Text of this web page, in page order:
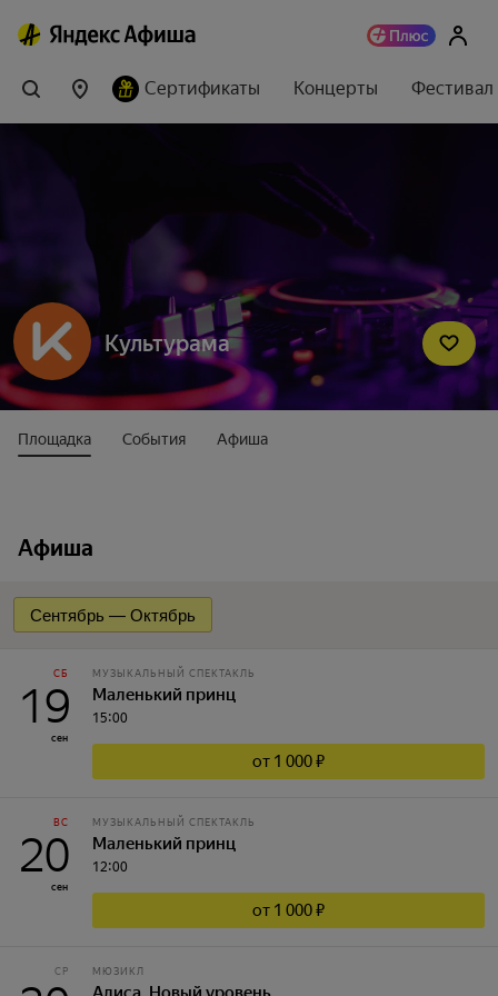
Сертификаты Концерты
Культурама
Площадка События Афиша
Афиша
Сентябрь — Октябрь
СБ
19
сен
МУЗЫКАЛЬНЫЙ СПЕКТАКЛЬ
Маленький принц
15:00
от 1 000 ₽
ВС
20
сен
МУЗЫКАЛЬНЫЙ СПЕКТАКЛЬ
Маленький принц
12:00
от 1 000 ₽
СР МЮЗИКЛ